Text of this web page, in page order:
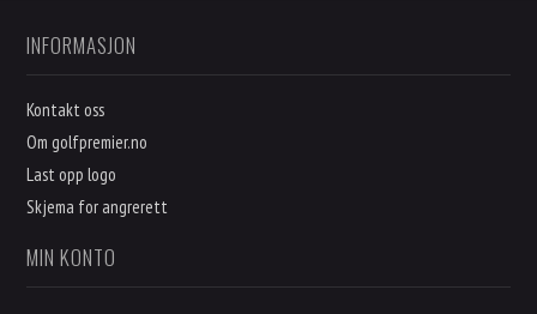
INFORMASJON
Kontakt oss
Om golfpremier.no
Last opp logo
Skjema for angrerett
MIN KONTO